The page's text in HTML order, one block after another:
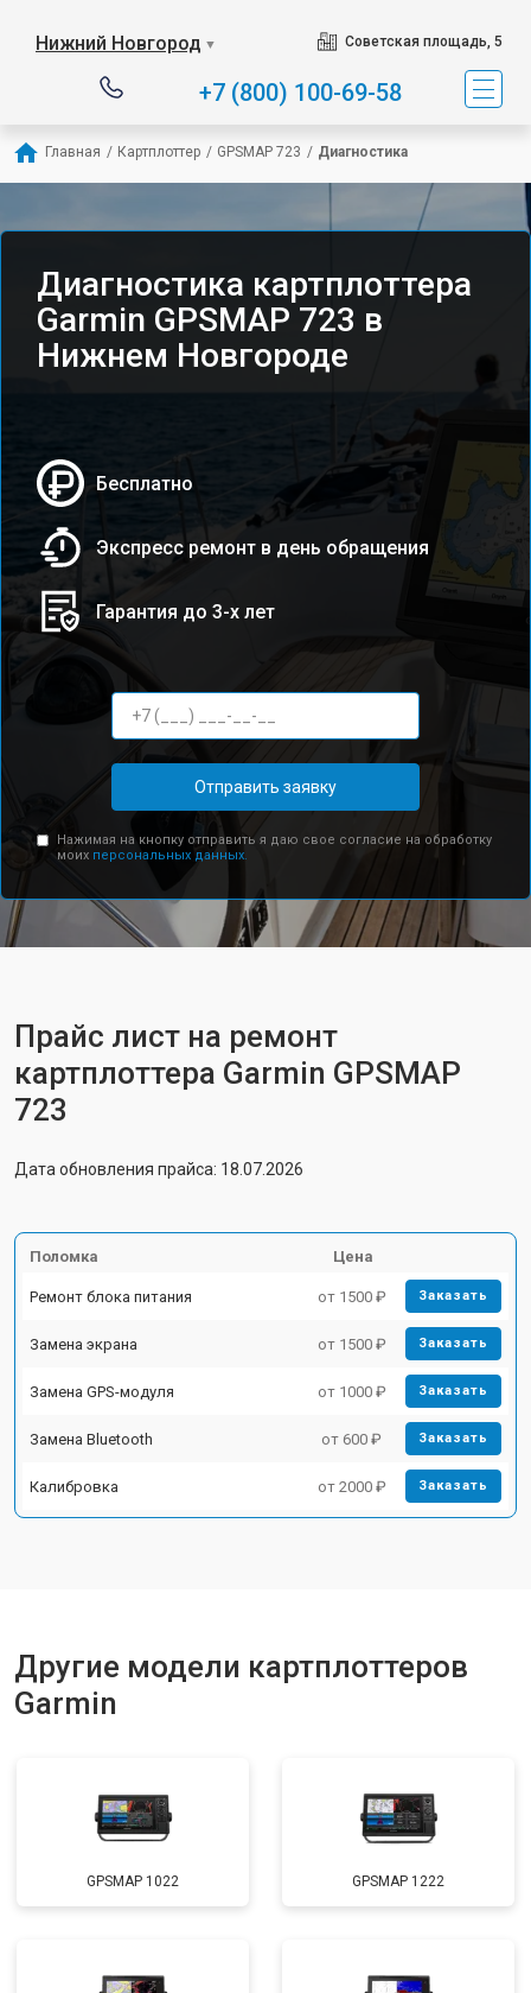
Нижний Новгород ▼ Советская площадь, 5
+7 (800) 100-69-58
Главная / Картплоттер / GPSMAP 723 / Диагностика
Диагностика картплоттера
Garmin GPSMAP 723 в
Нижнем Новгороде
Бесплатно
Экспресс ремонт в день обращения
Гарантия до 3-х лет
Отправить заявку
Нажимая на кнопку отправить я даю свое согласие на обработку
моих персональных данных.
Прайс лист на ремонт
картплоттера Garmin GPSMAP
723
Дата обновления прайса: 18.07.2026
Поломка Цена
Ремонт блока питания от 1500 ₽ Заказать
Замена экрана от 1500 ₽ Заказать
Замена GPS-модуля от 1000 ₽ Заказать
Замена Bluetooth от 600 ₽ Заказать
Калибровка от 2000 ₽ Заказать
Другие модели картплоттеров
Garmin
GPSMAP 1022 GPSMAP 1222